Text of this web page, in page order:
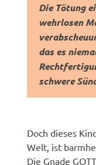
Die Tötung
wehrlosen
das es
schwere
Doch dieses
Welt, ist
Die Gnade